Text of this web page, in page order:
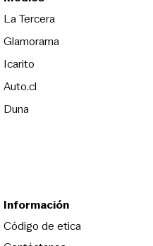
La TerceraOpens in new
Glamorama
Icarito
Auto.cl
DunaOpens in new window
Información
Código de eticaOpens in new